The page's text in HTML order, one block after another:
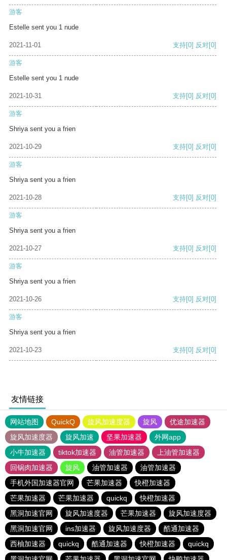
游客
Estelle sent you 1 nude
2021-11-01 支持[0] 反对[0]
游客
Estelle sent you 1 nude
2021-10-31 支持[0] 反对[0]
游客
Shriya sent you a frien
2021-10-29 支持[0] 反对[0]
游客
Shriya sent you a frien
2021-10-28 支持[0] 反对[0]
游客
Shriya sent you a frien
2021-10-27 支持[0] 反对[0]
游客
Shriya sent you a frien
2021-10-26 支持[0] 反对[0]
游客
Shriya sent you a frien
2021-10-23 支持[0] 反对[0]
友情链接
网站地图 QuickQ 旋风加速度器 旋风
优途加速器
旋风加速度器
旋风加速 坚果加速器
外网app
小牛加速器
tiktok加速器 油管加速器
上油管加速器
回锅肉加速器
旋风 油管加速器
油管加速器
手机外国加速器官网
芒果加速器
快橙加速器
芒果加速器
芒果加速器 quickq
快橙加速器
黑洞加速官网
旋风加速度器 芒果加速器
旋风加速度器
黑洞加速官网
ins加速器 旋风加速度器
酷通加速器
西柚加速器
quickq 酷通加速器 快橙加速器
quickq